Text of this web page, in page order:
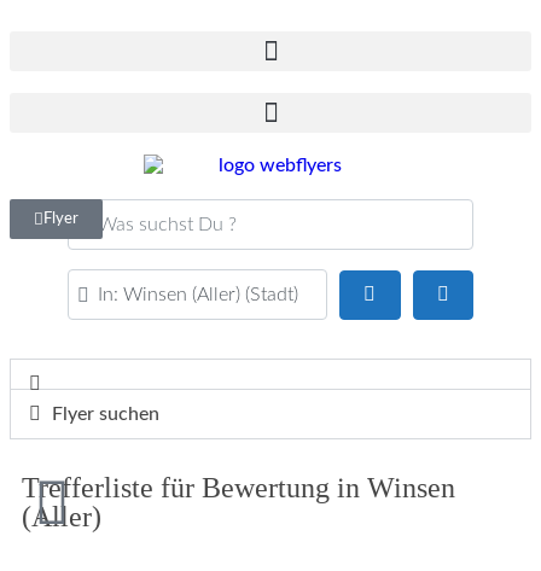
Flyer
PLZ oder Ort
Flyer suchen
Trefferliste für Bewertung in Winsen
(Aller)